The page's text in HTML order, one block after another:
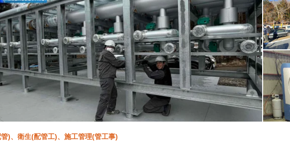
)、衛生(配管工)、施工管理(管工事)